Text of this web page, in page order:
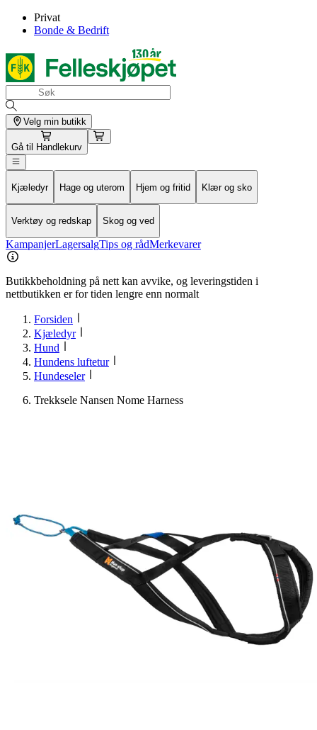
Privat
Bonde & Bedrift
Velg min butikk
Gå til Handlekurv
Kjæledyr Hage og uterom Hjem og fritid Klær og sko
Verktøy og redskap Skog og ved
KampanjerLagersalgTips og rådMerkevarer
Butikkbeholdning på nett kan avvike, og leveringstiden i
nettbutikken er for tiden lengre enn normalt
Forsiden
Kjæledyr
Hund
Hundens luftetur
Hundeseler
Trekksele Nansen Nome Harness